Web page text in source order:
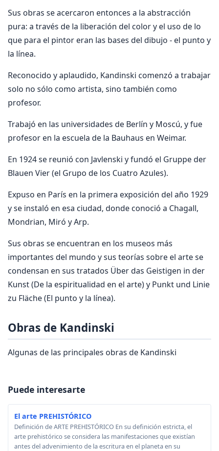
Sus obras se acercaron entonces a la abstracción
pura: a través de la liberación del color y el uso de lo
que para el pintor eran las bases del dibujo - el punto y
la línea.
Reconocido y aplaudido, Kandinski comenzó a trabajar
solo no sólo como artista, sino también como
profesor.
Trabajó en las universidades de Berlín y Moscú, y fue
profesor en la escuela de la Bauhaus en Weimar.
En 1924 se reunió con Javlenski y fundó el Gruppe der
Blauen Vier (el Grupo de los Cuatro Azules).
Expuso en París en la primera exposición del año 1929
y se instaló en esa ciudad, donde conoció a Chagall,
Mondrian, Miró y Arp.
Sus obras se encuentran en los museos más
importantes del mundo y sus teorías sobre el arte se
condensan en sus tratados Über das Geistigen in der
Kunst (De la espiritualidad en el arte) y Punkt und Linie
zu Fläche (El punto y la línea).
Obras de Kandinski
Algunas de las principales obras de Kandinski
Puede interesarte
El arte PREHISTÓRICO
Definición de ARTE PREHISTÓRICO En su definición estricta, el
arte prehistórico se considera las manifestaciones que existían
antes del advenimiento de la escritura en el planeta en su